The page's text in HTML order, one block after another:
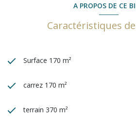
A PROPOS DE CE
Caractéristiques
Surface 170 m²
carrez 170 m²
terrain 370 m²